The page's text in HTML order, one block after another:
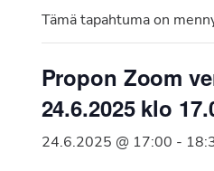
vuonna
Suomen
jäsenjärjestö.
Tämä tapahtuma on
Propon Zoom
24.6.2025 klo
24.6.2025 @ 17:00 -